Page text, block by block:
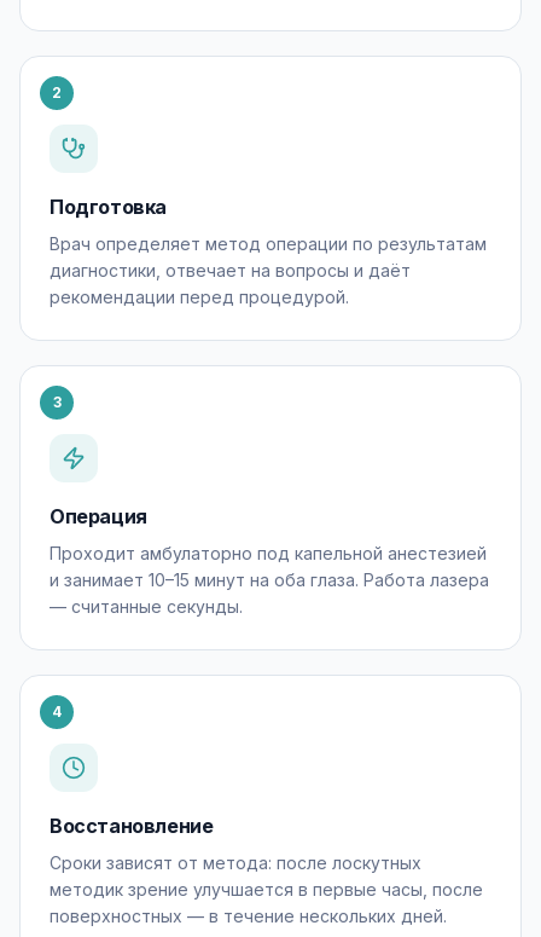
2
Подготовка
Врач определяет метод операции по результатам
диагностики, отвечает на вопросы и даёт
рекомендации перед процедурой.
3
Операция
Проходит амбулаторно под капельной анестезией
и занимает 10–15 минут на оба глаза. Работа лазера
— считанные секунды.
4
Восстановление
Сроки зависят от метода: после лоскутных
методик зрение улучшается в первые часы, после
поверхностных — в течение нескольких дней.